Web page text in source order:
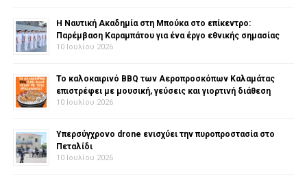
Η Ναυτική Ακαδημία στη Μπούκα στο επίκεντρο:
Παρέμβαση Καραμπάτου για ένα έργο εθνικής σημασίας
10 Ιουλίου 2026
Το καλοκαιρινό BBQ των Αεροπροσκόπων Καλαμάτας
επιστρέφει με μουσική, γεύσεις και γιορτινή διάθεση
10 Ιουλίου 2026
Υπερσύγχρονο drone ενισχύει την πυροπροστασία στο
Πεταλίδι
10 Ιουλίου 2026